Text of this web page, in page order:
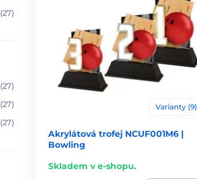
(27)
(27)
(27)
(27)
Varianty (9)
Akrylátová trofej NCUF001M6 |
Bowling
Skladem v e-shopu.